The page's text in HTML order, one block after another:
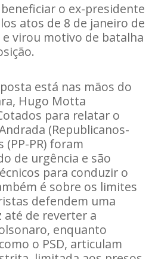
o ex-presidente
atos de 8 de janeiro de
e virou motivo de batalha
está nas mãos do
Hugo Motta
para relatar o
(Republicanos-
(PP-PR) foram
de urgência e são
para conduzir o
é sobre os limites
defendem uma
até de reverter a
enquanto
o PSD, articulam